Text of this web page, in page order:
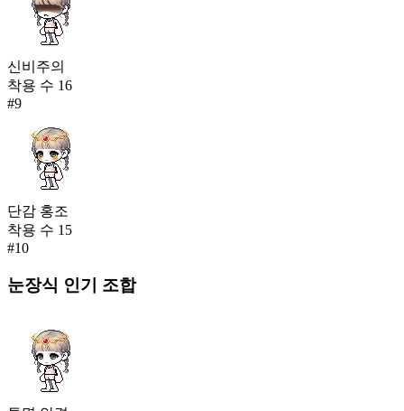
신비주의
착용 수 16
#9
단감 홍조
착용 수 15
#10
눈장식 인기 조합